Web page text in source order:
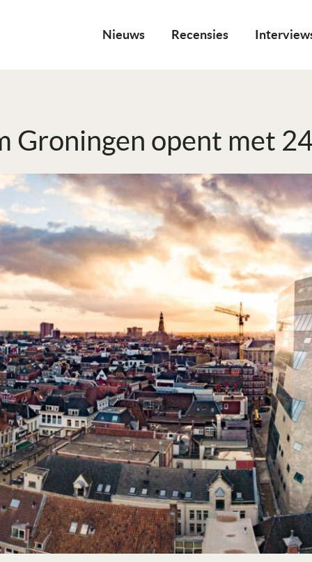
Nieuws Recensies
Groningen opent met